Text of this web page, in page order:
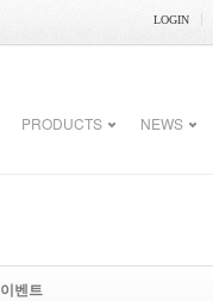
LOGIN
PRODUCTS NEWS
이벤트